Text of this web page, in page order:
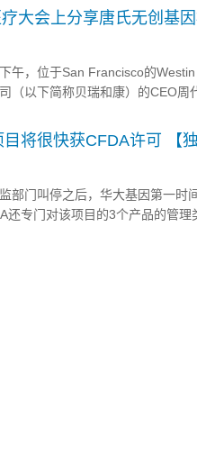
大会上分享唐氏无创基
，位于San Francisco的Westin
（以下简称贝瑞和康）的CEO周
将很快获CFDA许可 【独
部门叫停之后，华大基因第一时
还专门对该项目的3个产品的管